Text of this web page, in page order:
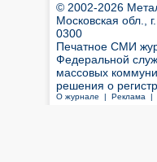
© 2002-2026
Московская обл.,
0300
Печатное СМИ
Федеральной
массовых
решения о
О журнале | Реклама |